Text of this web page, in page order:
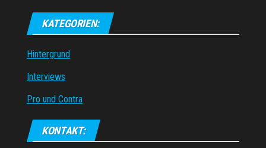
KATEGORIEN:
Hintergrund
Interviews
Pro und Contra
KONTAKT: